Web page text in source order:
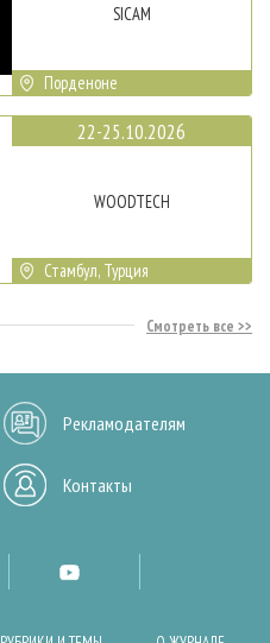
SICAM
Порденоне
22-25.10.2026
WOODTECH
Стамбул, Турция
Смотреть все
Рекламодателям
Контакты